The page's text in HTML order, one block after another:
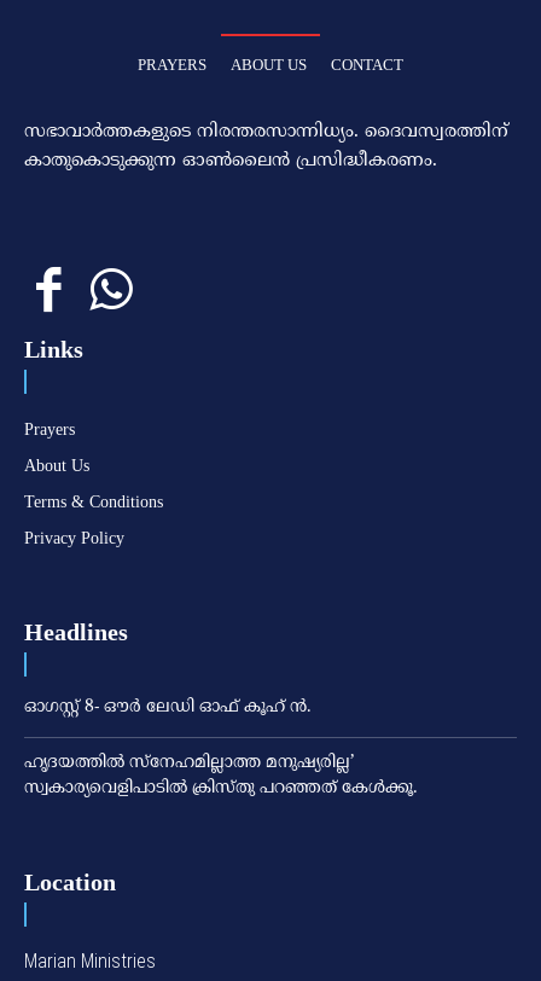
PRAYERS ABOUT US CONTACT
സഭാവാര്‍ത്തകളുടെ നിരന്തരസാന്നിധ്യം. ദൈവസ്വരത്തിന്‌
കാതുകൊടുക്കുന്ന ഓണ്‍ലൈന്‍ പ്രസിദ്ധീകരണം.
Links
Prayers
About Us
Terms & Conditions
Privacy Policy
Headlines
ഓഗസ്റ്റ് 8- ഔര്‍ ലേഡി ഓഫ് കൂഹ് ന്‍.
ഹൃദയത്തില്‍ സ്‌നേഹമില്ലാത്ത മനുഷ്യരില്ല’
സ്വകാര്യവെളിപാടില്‍ ക്രിസ്തു പറഞ്ഞത് കേള്‍ക്കൂ.
Location
Marian Ministries